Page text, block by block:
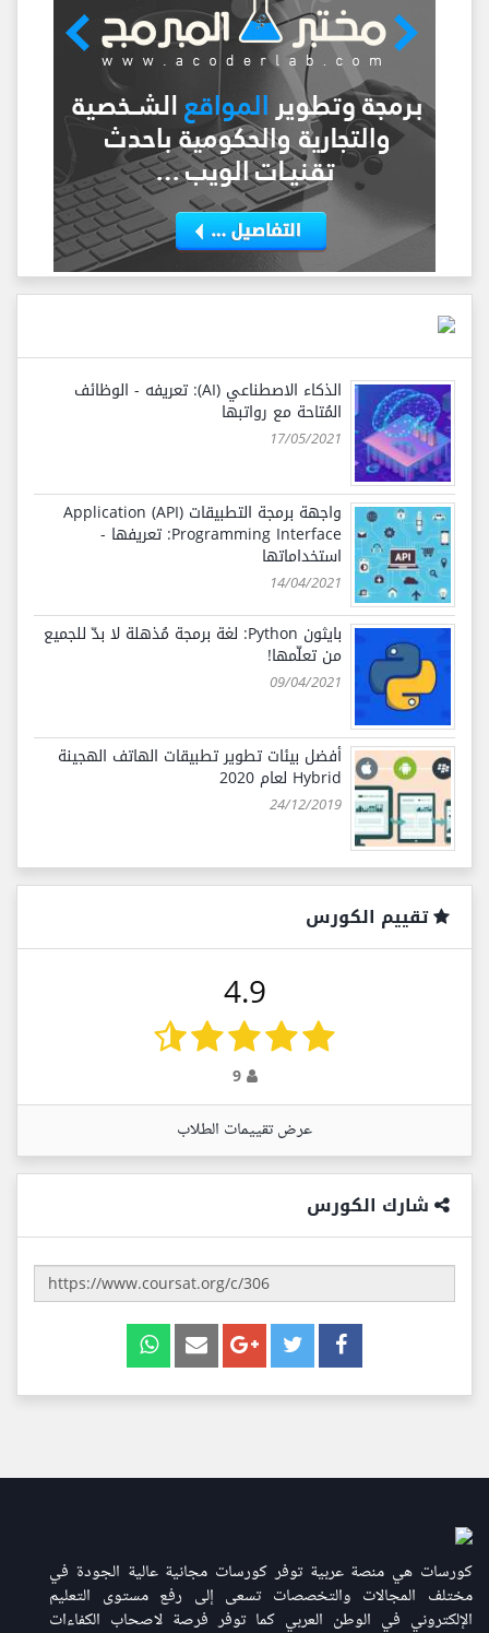
الذكاء الاصطناعي (AI): تعريفه - الوظائف
المُتاحة مع رواتبها
17/05/2021
واجهة برمجة التطبيقات (API) Application
Programming Interface: تعريفها -
استخداماتها
14/04/2021
بايثون Python: لغة برمجة مُذهلة لا بدّ للجميع
من تعلّمها!
09/04/2021
أفضل بيئات تطوير تطبيقات الهاتف الهجينة
Hybrid لعام 2020
24/12/2019
تقييم الكورس
4.9
9
عرض تقييمات الطلاب
شارك الكورس
كورسات هي منصة عربية توفر كورسات مجانية عالية الجودة في
مختلف المجالات والتخصصات تسعى إلى رفع مستوى التعليم
الإلكتروني في الوطن العربي كما توفر فرصة لاصحاب الكفاءات